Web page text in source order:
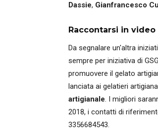
Dassie, Gianfrancesco
Raccontarsi in video
Da segnalare un'altra
sempre per iniziativa di
promuovere il gelato
lanciata ai gelatieri
artigianale. I migliori
2018, i contatti di
3356684543.